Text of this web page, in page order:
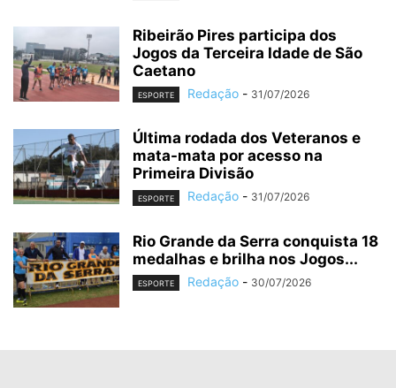
Ribeirão Pires participa dos
Jogos da Terceira Idade de São
Caetano
ESPORTE Redação - 31/07/2026
Última rodada dos Veteranos e
mata-mata por acesso na
Primeira Divisão
ESPORTE Redação - 31/07/2026
Rio Grande da Serra conquista 18
medalhas e brilha nos Jogos...
ESPORTE Redação - 30/07/2026